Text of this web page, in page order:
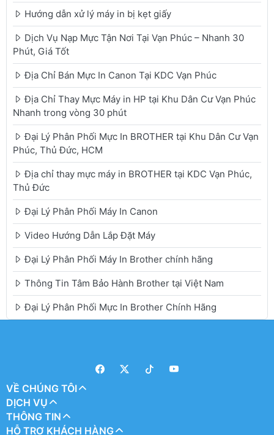
Hướng dẫn xử lý máy in bị kẹt giấy
Dịch Vụ Nạp Mực Tận Nơi Tại Vạn Phúc – Nhanh 30
Phút, Giá Tốt
Địa Chỉ Bán Mực In Canon Tại KDC Vạn Phúc
Địa Chỉ Thay Mực Máy in HP tại Khu Dân Cư Vạn Phúc
Nhanh trong vòng 30 phút
Đại Lý Phân Phối Mực In BROTHER tại Khu Dân Cư Vạn
Phúc, Thủ Đức, HCM
Địa chỉ thay mực máy in BROTHER tại KDC Vạn Phúc,
Thủ Đức
Đại Lý Phân Phối Máy In Canon
Video Hướng Dẫn Lắp Đặt Máy
Đại Lý Phân Phối Máy In Brother chính hãng
Thông Tin Tâm Bảo Hành Brother tại Việt Nam
Đại Lý Phân Phối Mực In Brother Chính Hãng
VỀ CHÚNG TÔI
DỊCH VỤ
THÔNG TIN
HỖ TRỢ KHÁCH HÀNG